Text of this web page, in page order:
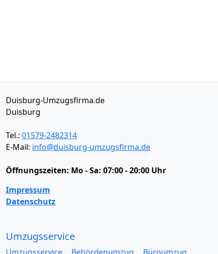
Duisburg-Umzugsfirma.de
Duisburg
Tel.: 01579-2482314
E-Mail: info@duisburg-umzugsfirma.de
Öffnungszeiten: Mo - Sa: 07:00 - 20:00 Uhr
Impressum
Datenschutz
Umzugsservice
Umzugsservice Behördenumzug
Büroumzug